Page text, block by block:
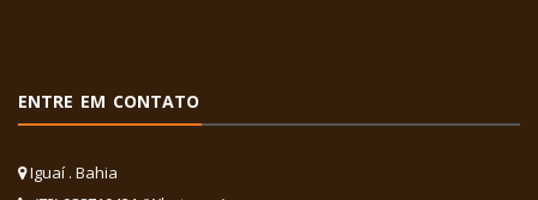
ENTRE EM CONTATO
Iguaí . Bahia